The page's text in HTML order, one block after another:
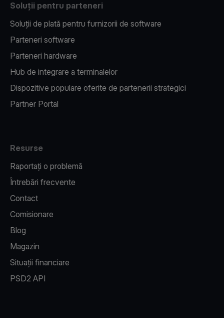
Soluții pentru parteneri
Soluții de plată pentru furnizorii de software
Parteneri software
Parteneri hardware
Hub de integrare a terminalelor
Dispozitive populare oferite de partenerii strategici
Partner Portal
Resurse
Raportați o problemă
Întrebări frecvente
Contact
Comisionare
Blog
Magazin
Situații financiare
PSD2 API